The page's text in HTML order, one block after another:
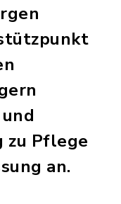
zu Pflege
an.